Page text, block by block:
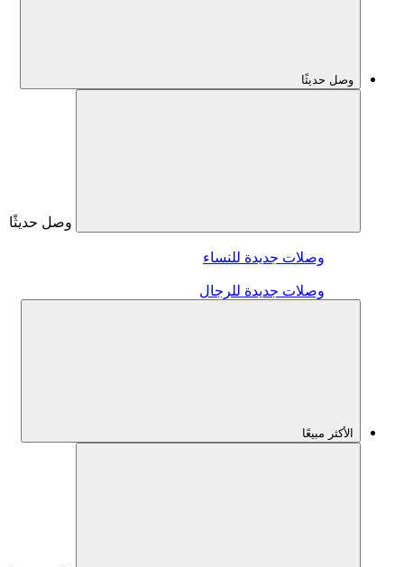
وصل حديثًا
وصل حديثًا
وصلات جديدة للنساء
وصلات جديدة للرجال
الأكثر مبيعًا